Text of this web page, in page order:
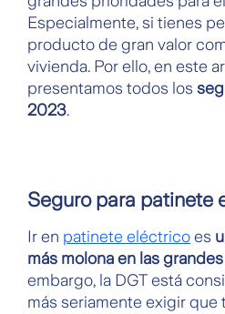
Especialmente, si tienes
producto de gran valor
vivienda. Por ello, en este
presentamos todos los
2023.
Seguro para patinete
Ir en patinete eléctrico es
más molona en las
embargo, la DGT está
más seriamente exigir que